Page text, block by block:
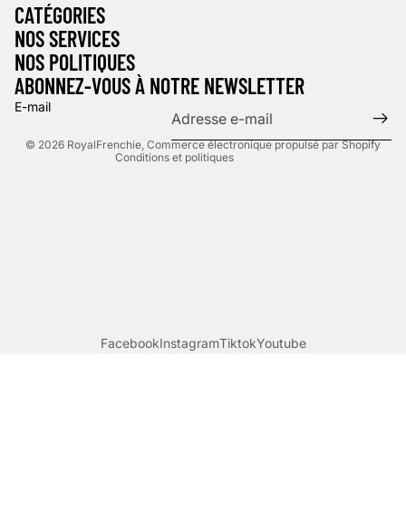
CATÉGORIES
NOS SERVICES
NOS POLITIQUES
ABONNEZ-VOUS À NOTRE NEWSLETTER
E-mail
© 2026 RoyalFrenchie Commerce électronique propulsé par Shopify
Conditions et politiques
Politique d’expédition
Mentions légales
Politique de remboursement
Conditions d’utilisation
FacebookInstagramTiktokYoutube